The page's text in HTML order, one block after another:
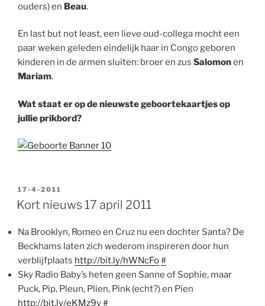
ouders) en Beau.
En last but not least, een lieve oud-collega mocht een
paar weken geleden eindelijk haar in Congo geboren
kinderen in de armen sluiten: broer en zus Salomonen
Mariam.
Wat staat er op de nieuwste geboortekaartjes op
jullie prikbord?
GEPLAATST
OP
17-4-2011
Kort nieuws 17 april 2011
Na Brooklyn, Romeo en Cruz nu een dochter Santa? De
Beckhams laten zich wederom inspireren door hun
verblijfplaats http://bit.ly/hWNcFo#
Sky Radio Baby’s heten geen Sanne of Sophie, maar
Puck, Pip, Pleun, Plien, Pink (echt?) en Pien
http://bit.ly/eKMz9v#